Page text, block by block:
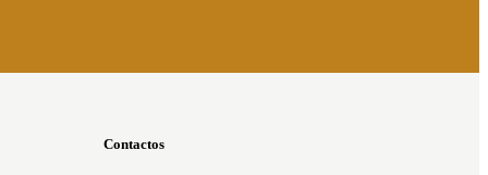
Contactos